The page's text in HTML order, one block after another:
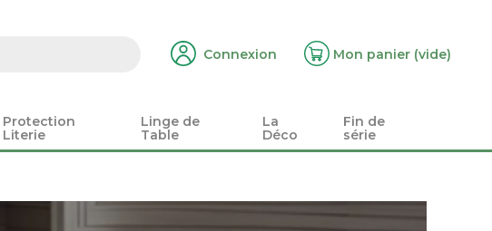
Connexion Mon panier (vide)
Protection
Literie
Linge de
Table
La
Déco
Fin de
série